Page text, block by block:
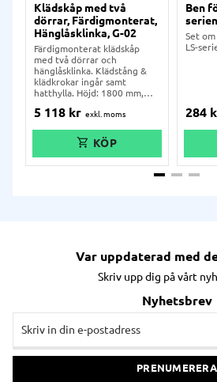
Klädskåp med två
dörrar, Färdigmonterat,
Hänglåsklinka, G-02
Färdigmonterat klädskåp
med två dörrar och
hänglåsklinka. Klädstång &
klädkrokar ingår samt
hatthylla. Höjd: 1800 mm,
mm.
5 118 kr
Ben
Set
LS-
284
Var uppdaterad med
Skriv upp dig på vårt
Nyhetsbrev
PRENUMERERA